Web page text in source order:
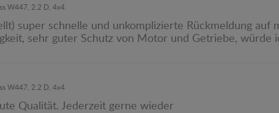
W447, 2.2 D, 4x4
super schnelle und unkomplizierte Rückmeldung auf
sehr guter Schutz von Motor und Getriebe, würde
W447, 2.2 D, 4x4
Qualität. Jederzeit gerne wieder